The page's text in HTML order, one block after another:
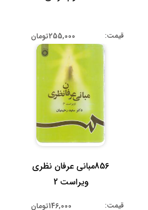
قیمت: 255,000تومان
856مبانی عرفان نظری
ویراست 2
قیمت: 146,000تومان